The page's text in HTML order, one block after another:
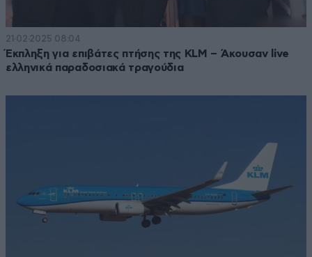
21·02·2025 08:04
Έκπληξη για επιβάτες πτήσης της KLM – Άκουσαν live
ελληνικά παραδοσιακά τραγούδια